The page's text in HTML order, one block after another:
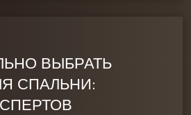
ВЫБРАТЬ
СПАЛЬНИ: